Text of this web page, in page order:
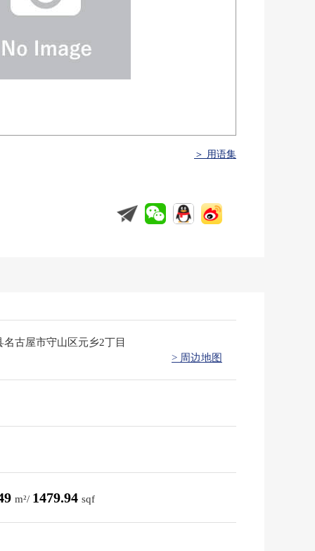
＞ 用语集
名古屋市守山区元乡2丁目
> 周边地图
m²/ 1479.94 sqf